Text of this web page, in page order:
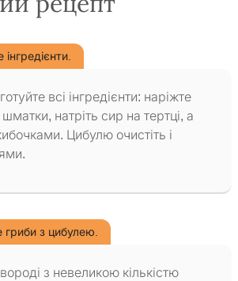
всі інгредієнти: наріжте
натріть сир на тертці, а
Цибулю очистіть і
з цибулею.
з невеликою кількістю